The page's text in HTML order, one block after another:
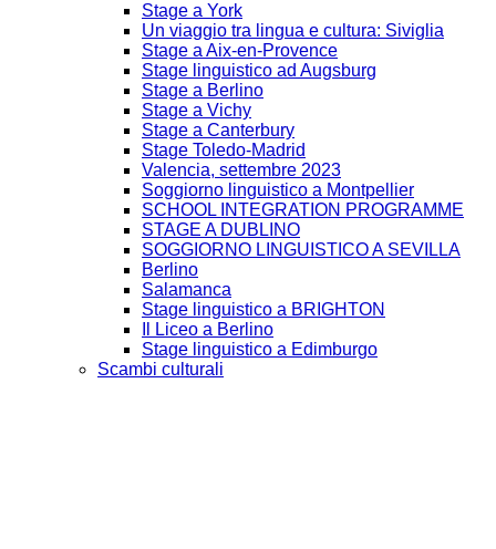
Stage a York
Un viaggio tra lingua e cultura: Siviglia
Stage a Aix-en-Provence
Stage linguistico ad Augsburg
Stage a Berlino
Stage a Vichy
Stage a Canterbury
Stage Toledo-Madrid
Valencia, settembre 2023
Soggiorno linguistico a Montpellier
SCHOOL INTEGRATION PROGRAMME
STAGE A DUBLINO
SOGGIORNO LINGUISTICO A SEVILLA
Berlino
Salamanca
Stage linguistico a BRIGHTON
Il Liceo a Berlino
Stage linguistico a Edimburgo
Scambi culturali